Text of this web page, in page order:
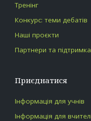
Тренінг
Конкурс: теми дебатів
Наші проєкти
Партнери та підтримка
Приєднатися
Інформація для учнів
Інформація для